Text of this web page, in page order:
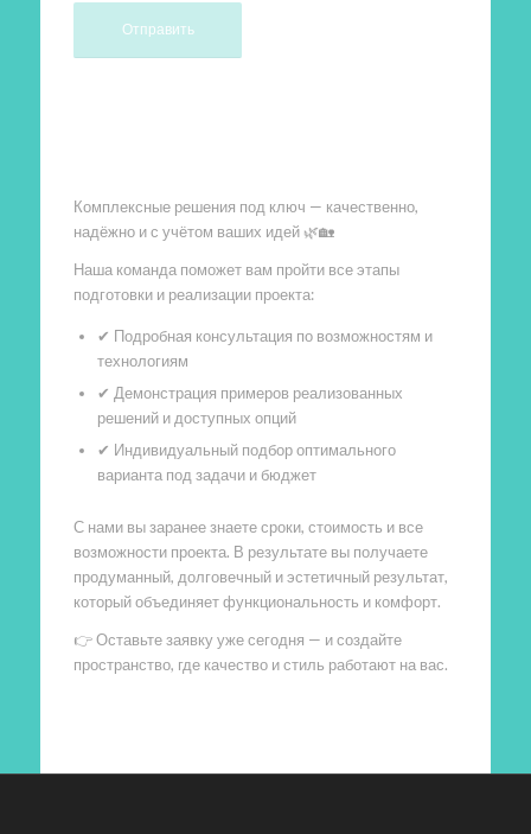
Комплексные решения под ключ — качественно,
надёжно и с учётом ваших идей 🌿🏡
Наша команда поможет вам пройти все этапы
подготовки и реализации проекта:
✔ Подробная консультация по возможностям и
технологиям
✔ Демонстрация примеров реализованных
решений и доступных опций
✔ Индивидуальный подбор оптимального
варианта под задачи и бюджет
С нами вы заранее знаете сроки, стоимость и все
возможности проекта. В результате вы получаете
продуманный, долговечный и эстетичный результат,
который объединяет функциональность и комфорт.
👉 Оставьте заявку уже сегодня — и создайте
пространство, где качество и стиль работают на вас.